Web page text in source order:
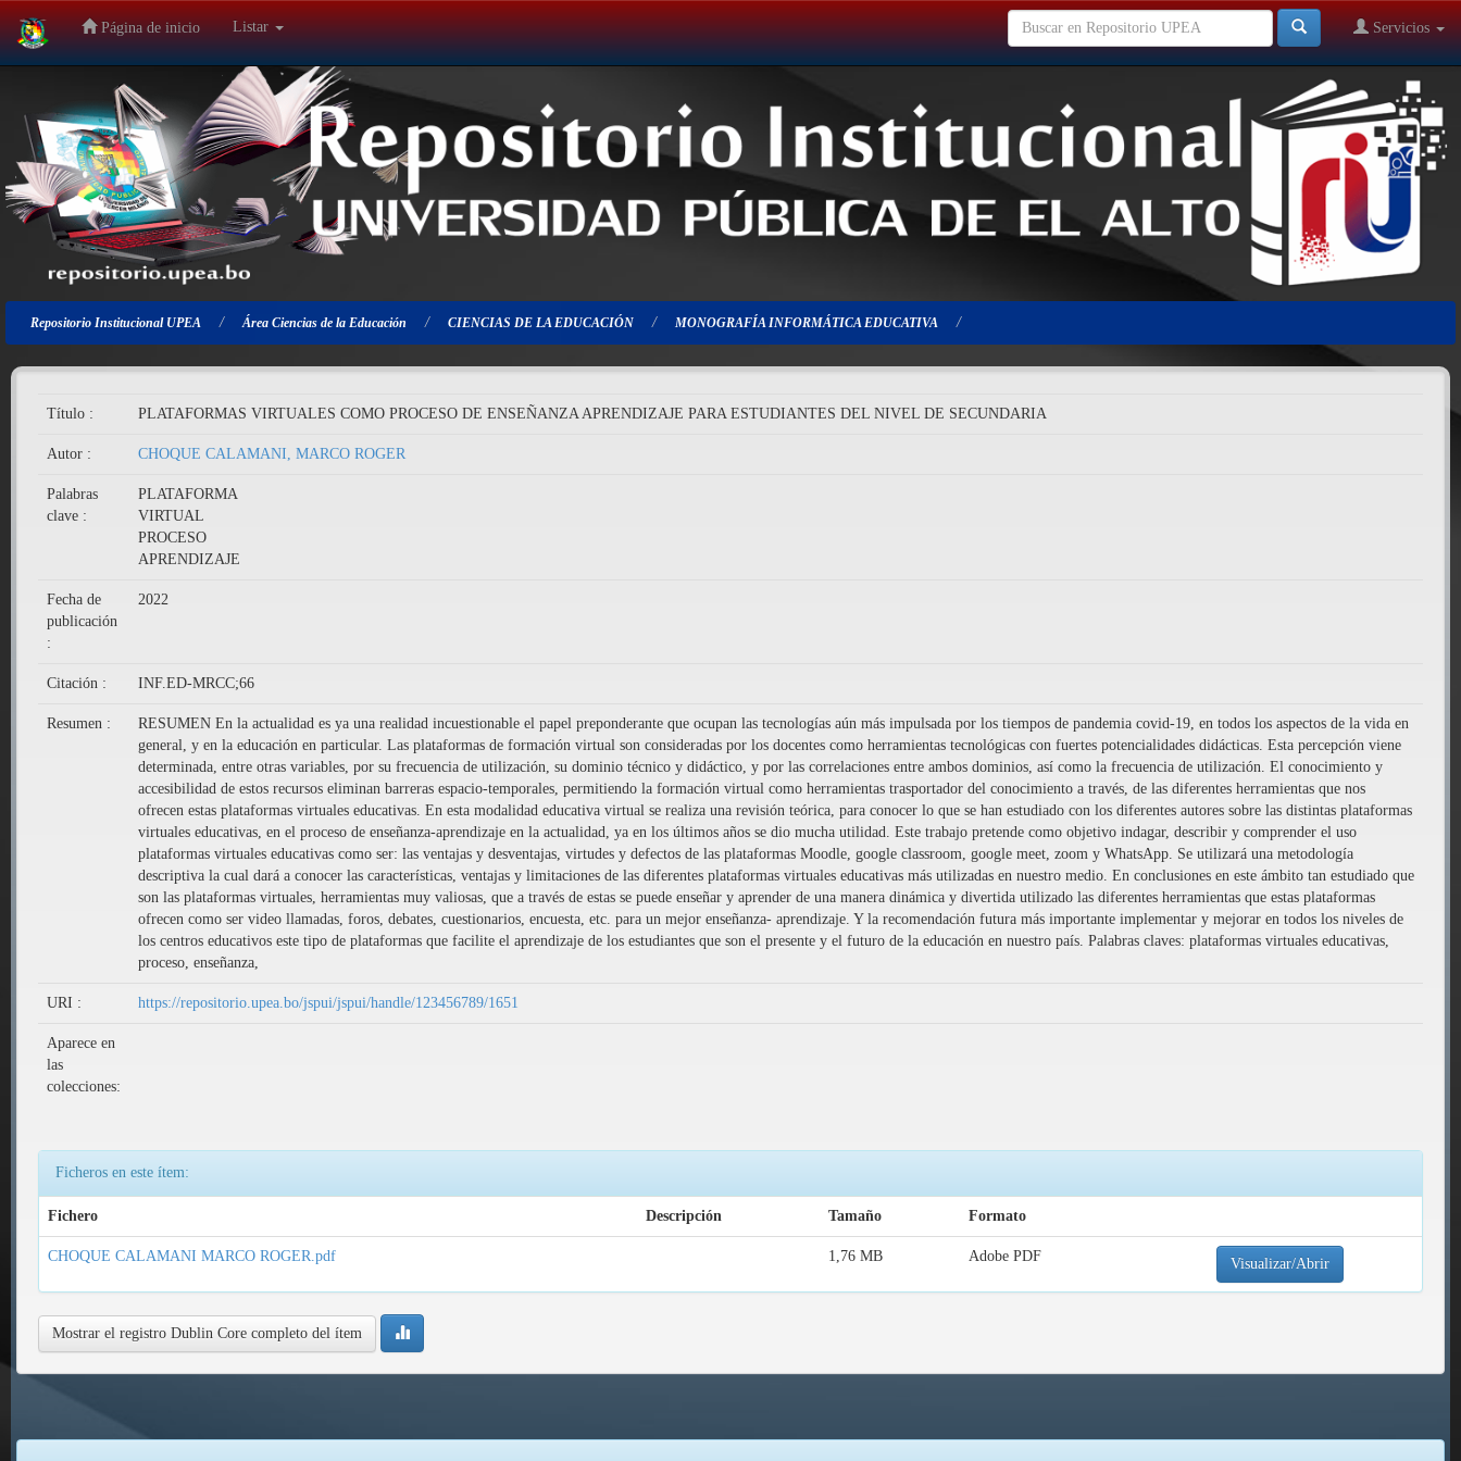
Salir
navegación
Página de inicio Listar Servicios
Repositorio Institucional UPEA Área Ciencias de la Educación CIENCIAS DE LA EDUCACIÓN MONOGRAFÍA INFORMÁTICA EDUCATIVA
Título : PLATAFORMAS VIRTUALES COMO PROCESO DE ENSEÑANZA APRENDIZAJE PARA ESTUDIANTES DEL NIVEL DE SECUNDARIA
Autor : CHOQUE CALAMANI, MARCO ROGER
Palabras
clave :
PLATAFORMA
VIRTUAL
PROCESO
APRENDIZAJE
Fecha de
publicación
:
2022
Citación : INF.ED-MRCC;66
Resumen :
RESUMEN En la actualidad es ya una realidad incuestionable el papel preponderante que ocupan las tecnologías aún más impulsada por los tiempos de pandemia covid-19, en todos los aspectos de la vida en
general, y en la educación en particular. Las plataformas de formación virtual son consideradas por los docentes como herramientas tecnológicas con fuertes potencialidades didácticas. Esta percepción viene
determinada, entre otras variables, por su frecuencia de utilización, su dominio técnico y didáctico, y por las correlaciones entre ambos dominios, así como la frecuencia de utilización. El conocimiento y
accesibilidad de estos recursos eliminan barreras espacio-temporales, permitiendo la formación virtual como herramientas trasportador del conocimiento a través, de las diferentes herramientas que nos
ofrecen estas plataformas virtuales educativas. En esta modalidad educativa virtual se realiza una revisión teórica, para conocer lo que se han estudiado con los diferentes autores sobre las distintas plataformas
virtuales educativas, en el proceso de enseñanza-aprendizaje en la actualidad, ya en los últimos años se dio mucha utilidad. Este trabajo pretende como objetivo indagar, describir y comprender el uso
plataformas virtuales educativas como ser: las ventajas y desventajas, virtudes y defectos de las plataformas Moodle, google classroom, google meet, zoom y WhatsApp. Se utilizará una metodología
descriptiva la cual dará a conocer las características, ventajas y limitaciones de las diferentes plataformas virtuales educativas más utilizadas en nuestro medio. En conclusiones en este ámbito tan estudiado que
son las plataformas virtuales, herramientas muy valiosas, que a través de estas se puede enseñar y aprender de una manera dinámica y divertida utilizado las diferentes herramientas que estas plataformas
ofrecen como ser video llamadas, foros, debates, cuestionarios, encuesta, etc. para un mejor enseñanza- aprendizaje. Y la recomendación futura más importante implementar y mejorar en todos los niveles de
los centros educativos este tipo de plataformas que facilite el aprendizaje de los estudiantes que son el presente y el futuro de la educación en nuestro país. Palabras claves: plataformas virtuales educativas,
proceso, enseñanza,
URI : https://repositorio.upea.bo/jspui/jspui/handle/123456789/1651
Aparece en
las
colecciones:
Ficheros en este ítem:
Fichero Descripción Tamaño Formato
CHOQUE CALAMANI MARCO ROGER.pdf 1,76 MB Adobe PDF Visualizar/Abrir
Mostrar el registro Dublin Core completo del ítem